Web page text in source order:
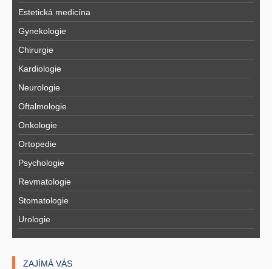
Estetická medicína
Gynekologie
Chirurgie
Kardiologie
Neurologie
Oftalmologie
Onkologie
Ortopedie
Psychologie
Revmatologie
Stomatologie
Urologie
ZAJÍMÁ VÁS